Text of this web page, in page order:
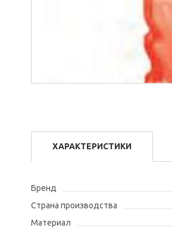
ХАРАКТЕРИСТИКИ
Бренд
Страна производства
Материал